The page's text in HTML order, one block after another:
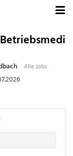
Alle Jobs